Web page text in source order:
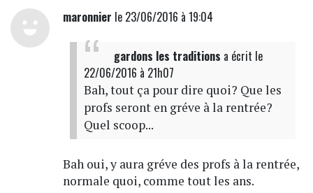
maronnier le 23/06/2016 à 19:04
gardons les traditions a écrit le
22/06/2016 à 21h07
Bah, tout ça pour dire quoi? Que les
profs seront en gréve à la rentrée?
Quel scoop...
Bah oui, y aura gréve des profs à la rentrée,
normale quoi, comme tout les ans.